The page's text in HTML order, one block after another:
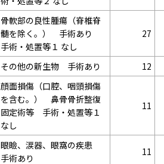
骨軟部の良性腫瘍（脊椎脊
髄を除く。） 手術あり
手術・処置等１ なし
27
その他の新生物 手術あり 12
顔面損傷（口腔、咽頭損傷
を含む。） 鼻骨骨折整復
固定術等 手術・処置等１
なし
11
眼瞼、涙器、眼窩の疾患
手術あり
11